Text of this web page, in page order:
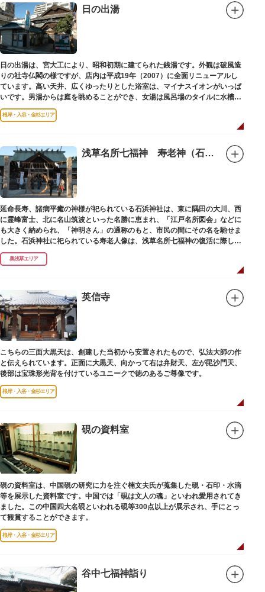
日の出湯
日の出湯は、宮大工により、昭和初期に建てられた銭湯です。外観は破風造
りの社寺仏閣の様ですが、店内は平成19年（2007）に全面リニューアルし
ています。高い天井、広くゆったりとした浴室は、マイナスイオンがいっぱ
いです。男湯からは庭を眺めることができ、女湯は風呂場のタイルに水槽が
はめ込まれ、可愛い金魚が泳いでいます。
根岸・入谷・金杉エリア
浅草名所七福神 寿老神（石浜神社）
延命長寿、諸病平癒の神様が祀られている石浜神社は、東に隅田の大川、西
に霊峰富士、北に名山筑波といった名勝に恵まれ、「江戸名所図会」などに
も大きく納められ、「神明さん」の通称のもと、市民の間にその名を馳せま
した。石浜神社に祀られている寿老人像は、浅草名所七福神の復活に際し、
延命長寿の神として奉安されたものです。
奥浅草エリア
英信寺
こちらの三面大黒天は、創建した当初から安置されたもので、弘法大師の作
と伝えられています。正面に大黒天、向かって右は弁財天、左が毘沙門天、
後部は宝珠形光背を付けているユニークで徳のあるご尊像です。
根岸・入谷・金杉エリア
硯の資料室
硯の資料室は、中国硯の研究に力を注ぐ楠文夫氏が蒐集した硯・石印・水滴
等を展示した資料室です。中国では「硯は文人の魂」といわれ愛用されてき
ました。この中国四大名硯といわれる硯等300点以上が展示され、手にとっ
て観賞することができます。
根岸・入谷・金杉エリア
谷中七福神詣り